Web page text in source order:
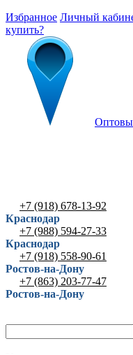
Избранное Личный
купить?
+7 (918) 678-13-92
Краснодар
+7 (988) 594-27-33
Краснодар
+7 (918) 558-90-61
Ростов-на-Дону
+7 (863) 203-77-47
Ростов-на-Дону